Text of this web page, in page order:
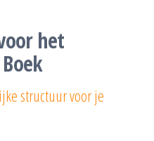
het
structuur voor je